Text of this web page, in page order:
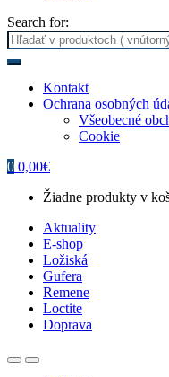
Search for:
Kontakt
Ochrana osobných
Všeobecné
Cookie
0 0,00€
Žiadne produkty v
Aktuality
E-shop
Ložiská
Gufera
Remene
Loctite
Doprava